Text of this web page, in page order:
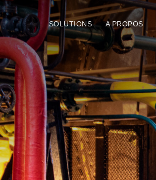
SOLUTIONS A PROPOS